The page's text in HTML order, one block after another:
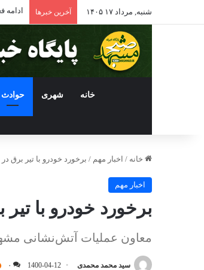
شنبه, مرداد ۱۷ ۱۴۰۵ آخرین خبرها
خانه شهری حوادث
خانه / اخبار مهم / برخورد خودرو با تیر برق
اخبار مهم
برخورد خودرو با
معاون عملیات آتش‌نشانی
سید محمد محمدی 1400-04-12 ۰